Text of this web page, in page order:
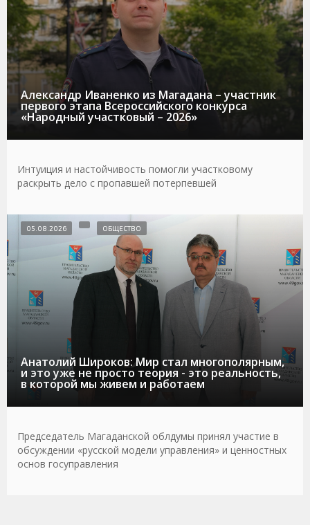
Александр Иваненко из Магадана – участник
первого этапа Всероссийского конкурса
«Народный участковый – 2026»
Интуиция и настойчивость помогли участковому
раскрыть дело с пропавшей потерпевшей
Анатолий Широков: Мир стал многополярным,
и это уже не просто теория - это реальность,
в которой мы живем и работаем
05.08.2026 ОБЩЕСТВО
Председатель Магаданской облдумы принял участие в
обсуждении «русской модели управления» и ценностных
основ госуправления